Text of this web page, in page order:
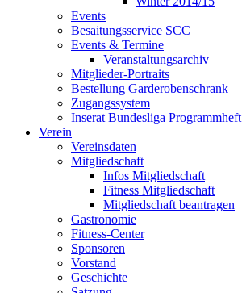
Events
Besaitungsservice SCC
Events & Termine
Veranstaltungsarchiv
Mitglieder-Portraits
Bestellung Garderobenschrank
Zugangssystem
Inserat Bundesliga Programmheft
Verein
Vereinsdaten
Mitgliedschaft
Infos Mitgliedschaft
Fitness Mitgliedschaft
Mitgliedschaft beantragen
Gastronomie
Fitness-Center
Sponsoren
Vorstand
Geschichte